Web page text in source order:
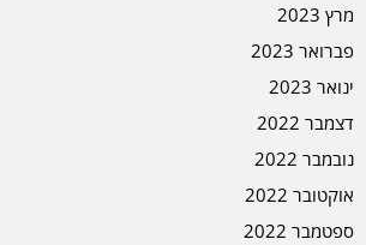
מרץ 2023
פברואר 2023
ינואר 2023
דצמבר 2022
נובמבר 2022
אוקטובר 2022
ספטמבר 2022